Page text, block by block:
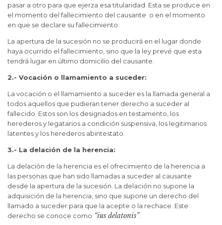
pasar a otro para que ejerza esa titularidad. Esta se produce en
el momento del fallecimiento del causante o en el momento
en que se declare su fallecimiento.
La apertura de la sucesión no se producirá en el lugar donde
haya ocurrido el fallecimiento, sino que la ley prevé que esta
tendrá lugar en último domicilio del causante.
2.- Vocación o llamamiento a suceder:
La vocación o el llamamiento a suceder es la llamada general a
todos aquellos que pudieran tener derecho a suceder al
fallecido. Estos son los designados en testamento, los
herederos y legatarios a condición suspensiva, los legitimarios
latentes y los herederos abintestato.
3.- La delación de la herencia:
La delación de la herencia es el ofrecimiento de la herencia a
las personas que han sido llamadas a suceder al causante
desde la apertura de la sucesión. La delación no supone la
adquisición de la herencia, sino que supone un derecho del
llamado a suceder para que la acepte o la rechace. Este
derecho se conoce como “ius delatonis”.